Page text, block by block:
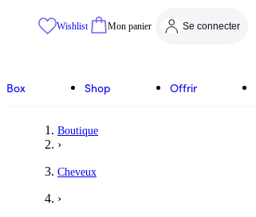
Wishlist Mon panier Se connecter
Box Shop Offrir
Boutique
›
Cheveux
›